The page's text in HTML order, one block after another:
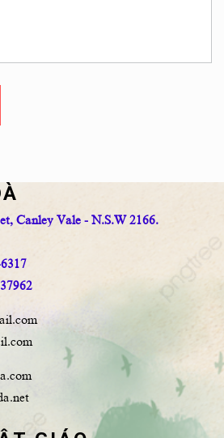
Canley Vale - N.S.W 2166.